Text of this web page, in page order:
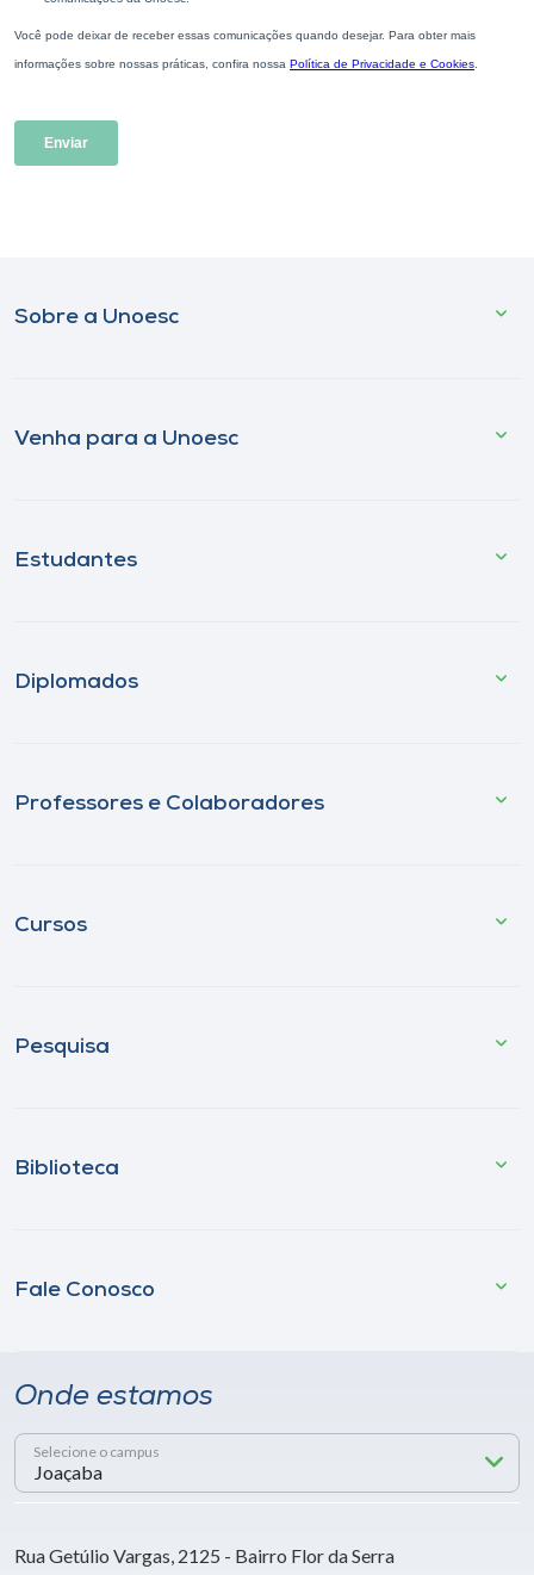
Sobre a Unoesc
Venha para a Unoesc
Estudantes
Diplomados
Professores e Colaboradores
Cursos
Pesquisa
Biblioteca
Fale Conosco
Onde estamos
Selecione o campus
Rua Getúlio Vargas, 2125 - Bairro Flor da Serra